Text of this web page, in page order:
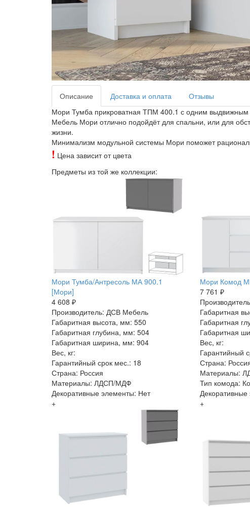
Описание Доставка и оплата
Отзывы
Мори Тумба прикроватная ТПМ 400.1 с одним
Мебель Мори отлично подойдёт для спальни, или для
жизни.
Минимализм модульной системы Мори поможет
! Цена зависит от цвета
Предметы из той же коллекции:
Мори Тумба/Антресоль МА 900.1
[Мори]
4 608 ₽
Производитель: ДСВ Мебель
Габаритная высота, мм: 550
Габаритная глубина, мм: 504
Габаритная ширина, мм: 904
Вес, кг:
Гарантийный срок мес.: 18
Страна: Россия
Материалы: ЛДСП/МДФ
Декоративные элементы: Нет
+
Мори Комод
7 761 ₽
Габаритная
Габаритная
Габаритная
Вес, кг:
Гарантийный
Страна:
Материалы:
Тип комода:
+